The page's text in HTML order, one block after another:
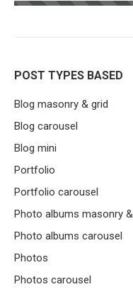
POST TYPES BASED
Blog masonry & grid
Blog carousel
Blog mini
Portfolio
Portfolio carousel
Photo albums masonry
Photo albums carousel
Photos
Photos carousel